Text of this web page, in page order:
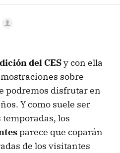
del CESy con ella
sobre
podremos disfrutar en
Y como suele ser
los
parece que coparán
de los visitantes